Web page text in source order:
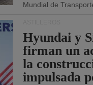
Mundial de
Hyundai y
firman un
la
impulsada